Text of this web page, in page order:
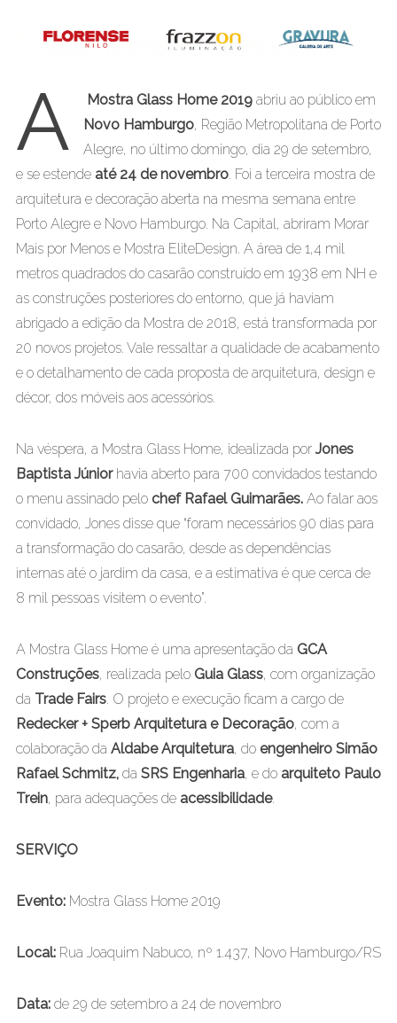
A Mostra Glass Home 2019abriu ao público em
Novo Hamburgo, Região Metropolitana de Porto
Alegre, no último domingo, dia 29 de setembro,
e se estendeaté 24 de novembro. Foi a terceira mostra de
arquitetura e decoração aberta na mesma semana entre
Porto Alegre e Novo Hamburgo. Na Capital, abriram Morar
Mais por Menos e Mostra EliteDesign. A área de 1,4 mil
metros quadrados do casarão construído em 1938 em NH e
as construções posteriores do entorno, que já haviam
abrigado a edição da Mostra de 2018, está transformada por
20 novos projetos. Vale ressaltar a qualidade de acabamento
e o detalhamento de cada proposta de arquitetura, design e
décor, dos móveis aos acessórios.
Na véspera, a Mostra Glass Home, idealizada porJones
Baptista Júnior havia aberto para 700 convidados testando
o menu assinado pelo chef Rafael Guimarães.Ao falar aos
convidado, Jones disse que “foram necessários 90 dias para
a transformação do casarão, desde as dependências
internas até o jardim da casa, e a estimativa é que cerca de
8 mil pessoas visitem o evento”.
A Mostra Glass Home é uma apresentação da GCA
Construções, realizada pelo Guia Glass, com organização
da Trade Fairs. O projeto e execução ficam a cargo de
Redecker + Sperb Arquitetura e Decoração, com a
colaboração da Aldabe Arquitetura, do engenheiro Simão
Rafael Schmitz,da SRS Engenharia, e do arquiteto Paulo
Trein, para adequações de acessibilidade.
SERVIÇO
Evento: Mostra Glass Home 2019
Local:Rua Joaquim Nabuco, nº 1.437, Novo Hamburgo/RS
Data:de 29 de setembro a 24 de novembro